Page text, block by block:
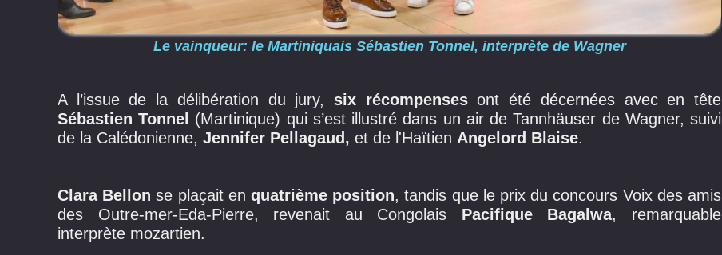
Le vainqueur: le Martiniquais Sébastien Tonnel, interprète de Wagner
A l’issue de la délibération du jury, six récompensesont été décernées avec en tête
Sébastien Tonnel
(Martinique) qui s’est illustré dans un air de Tannhäuser de Wagner, suivi
de la Calédonienne, Jennifer Pellagaud, et de l'Haïtien Angelord Blaise.
Clara Bellon se plaçait enquatrième position, tandis que le prix du concours Voix des amis
des Outre-mer-Eda-Pierre, revenait au Congolais Pacifique Bagalwa, remarquable
interprète mozartien.